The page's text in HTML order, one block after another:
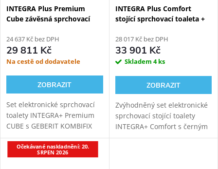
INTEGRA Plus Premium
Cube závěsná sprchovací
Eco 110.302.00.5
24 637 Kč bez DPH
29 811 Kč
Na cestě od dodavatele
ZOBRAZIT
Set elektronické sprchovací
toalety INTEGRA+ Premium
CUBE s GEBERIT KOMBIFIX
ECO 110.302.00.5 modulem
pro závěsné WC. Oproti
základní verzi přináší
INTEGRA Plus Comfort
stojící sprchovací toaleta +
KBBF
28 017 Kč bez DPH
33 901 Kč
Skladem 4 ks
ZOBRAZIT
Zvýhodněný set elektronické
sprchovací stojící toalety
INTEGRA+ Comfort s černým
sanitárním modulem pro
Očekávané naskladnění: 20.
SRPEN 2026